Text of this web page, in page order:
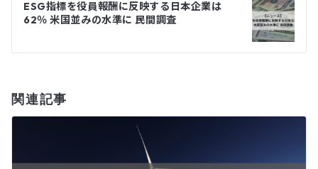
ゲ
ー
ョ
ESG指標を役員報酬に反映する日本企業は
62％ 米国並みの水準に 民間調査
関連記事